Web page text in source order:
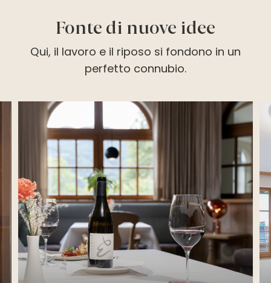
Fonte di nuove idee
Qui, il lavoro e il riposo si fondono in un
perfetto connubio.